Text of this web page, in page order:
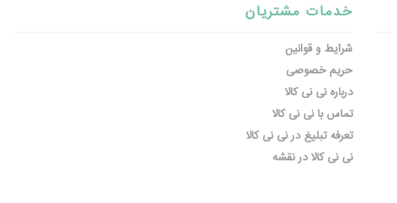
خدمات مشتریان
شرایط و قوانین
حریم خصوصی
درباره نی نی کالا
تماس با نی نی کالا
تعرفه تبلیغ در نی نی کالا
نی نی کالا در نقشه